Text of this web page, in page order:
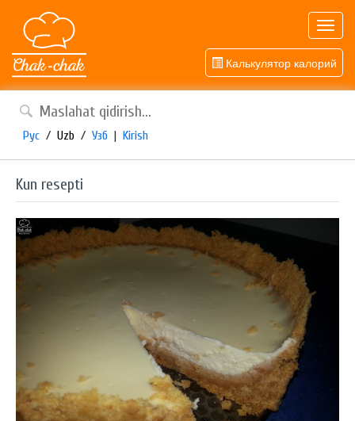
Калькулятор калорий
Рус / Uzb / Узб | Kirish
Kun resepti